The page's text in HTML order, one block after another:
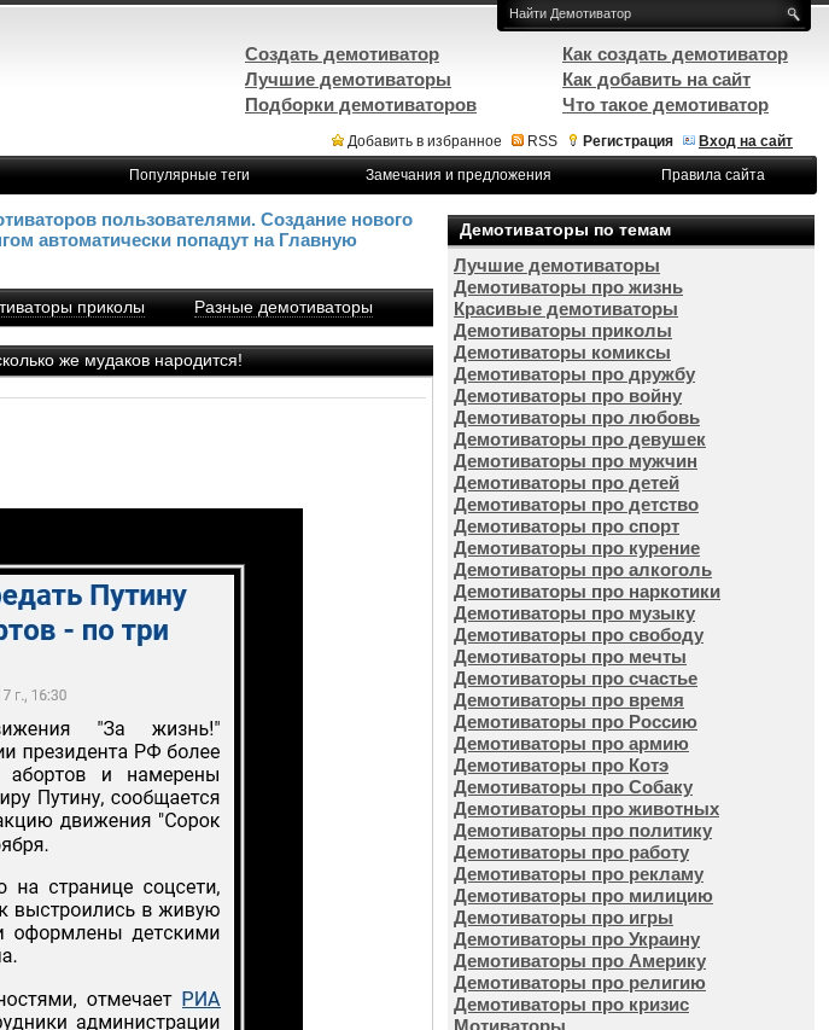
Добавить в избранное RSS Регистрация
Вход на сайт
Популярные теги Замечания и предложения Правила сайта
пользователями. Создание нового
автоматически попадут на Главную
приколы Разные демотиваторы
же мудаков народится!
Демотиваторы по темам
Лучшие демотиваторы
Демотиваторы про жизнь
Красивые демотиваторы
Демотиваторы приколы
Демотиваторы комиксы
Демотиваторы про дружбу
Демотиваторы про войну
Демотиваторы про любовь
Демотиваторы про девушек
Демотиваторы про мужчин
Демотиваторы про детей
Демотиваторы про детство
Демотиваторы про спорт
Демотиваторы про курение
Демотиваторы про алкоголь
Демотиваторы про наркотики
Демотиваторы про музыку
Демотиваторы про свободу
Демотиваторы про мечты
Демотиваторы про счастье
Демотиваторы про время
Демотиваторы про Россию
Демотиваторы про армию
Демотиваторы про Котэ
Демотиваторы про Собаку
Демотиваторы про животных
Демотиваторы про политику
Демотиваторы про работу
Демотиваторы про рекламу
Демотиваторы про милицию
Демотиваторы про игры
Демотиваторы про Украину
Демотиваторы про Америку
Демотиваторы про религию
Демотиваторы про кризис
Мотиваторы
Создать демотиватор
Лучшие демотиваторы
Подборки демотиваторов
Как создать демотиватор
Как добавить на сайт
Что такое демотиватор